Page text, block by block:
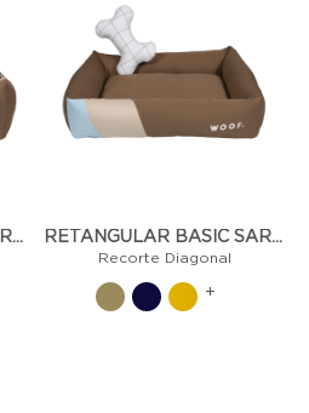
RETANGULAR SARJA - RECORTE DIAGONAL RETANGULAR BASIC SARJA - RECORTE DIAGONAL
Recorte Diagonal
+